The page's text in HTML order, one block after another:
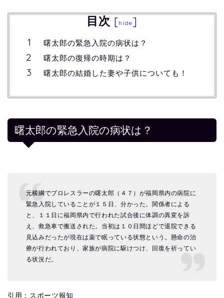
目次 [hide]
曙太郎の緊急入院の病状は？
曙太郎の復帰の時期は？
曙太郎の結婚した妻や子供についても！
曙太郎の緊急入院の病状は？
元横綱でプロレスラーの曙太郎（４７）が福岡県内の病院に
緊急入院していることが１５日、分かった。関係者による
と、１１日に福岡県内で行われた試合後に体調の異変を訴
え、救急車で搬送された。当初は１０日間ほどで退院できる
見込みだったが現在は薬で眠っている状態という。懸命の治
療が行われており、家族が病院に駆けつけ、回復を祈ってい
る状況だ。
引用：スポーツ報知